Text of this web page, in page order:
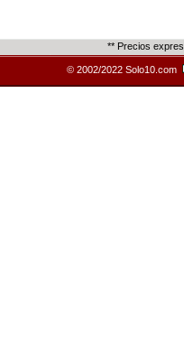
** Precios
© 2002/2022 Solo10.com